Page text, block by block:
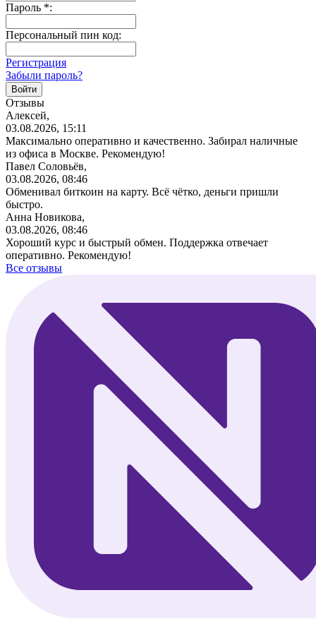
Пароль *:
Персональный пин код:
Регистрация
Забыли пароль?
Отзывы
Алексей,
03.08.2026, 15:11
Максимально оперативно и качественно. Забирал наличные
из офиса в Москве. Рекомендую!
Павел Соловьёв,
03.08.2026, 08:46
Обменивал биткоин на карту. Всё чётко, деньги пришли
быстро.
Анна Новикова,
03.08.2026, 08:46
Хороший курс и быстрый обмен. Поддержка отвечает
оперативно. Рекомендую!
Все отзывы